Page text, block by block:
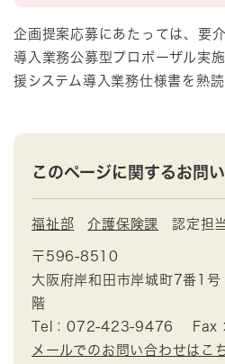
企画提案応募にあたっては、要
導入業務公募型プロポーザル実
援システム導入業務仕様書を熟
このページに関するお問
福祉部 介護保険課 認定担当
〒596-8510
大阪府岸和田市岸城町7番1
階
Tel：072-423-9476
Fax
メールでのお問い合わせはこ